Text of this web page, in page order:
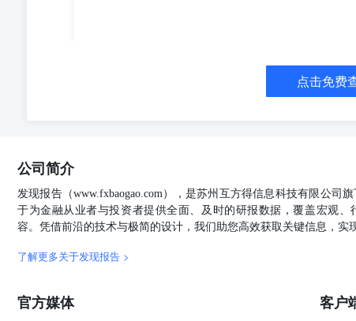
点击免费
公司简介
发现报告（www.fxbaogao.com），是苏州互方得信息科技有限公司
于为金融从业者与投资者提供全面、及时的研报数据，覆盖宏观、
容。凭借前沿的技术与极简的设计，我们助您高效获取关键信息，实
了解更多关于发现报告 >
官方媒体 客户